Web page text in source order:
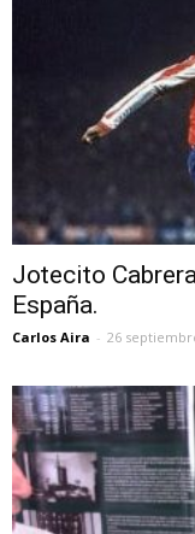
Jotecito
España.
Carlos Aira - 26